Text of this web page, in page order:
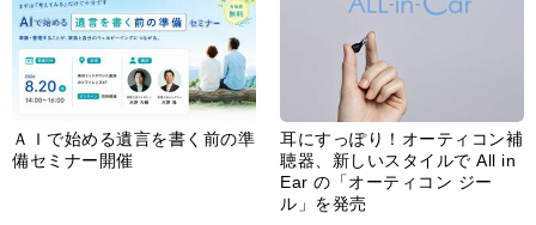
あなたのペット自慢を教えてく
【編集部より】公式アドレスの
不正利用について